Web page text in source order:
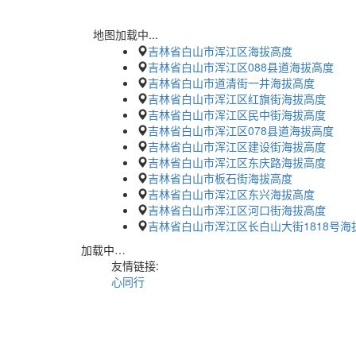
地图加载中...
吉林省白山市浑江区海拔高度
吉林省白山市浑江区088县道海拔高度
吉林省白山市道清街一井海拔高度
吉林省白山市浑江区红旗街海拔高度
吉林省白山市浑江区民中街海拔高度
吉林省白山市浑江区078县道海拔高度
吉林省白山市浑江区建设街海拔高度
吉林省白山市浑江区东庆路海拔高度
吉林省白山市板石街海拔高度
吉林省白山市浑江区东兴海拔高度
吉林省白山市浑江区河口街海拔高度
吉林省白山市浑江区长白山大街1818号海
加载中…
友情链接:
心同行